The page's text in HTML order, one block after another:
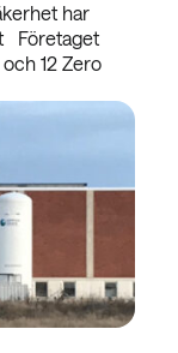
har
Företaget
12 Zero